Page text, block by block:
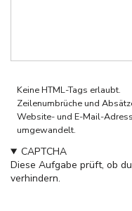
Keine HTML-Tags erlaubt.
Zeilenumbrüche und
Website- und E-Mail-
umgewandelt.
CAPTCHA
Diese Aufgabe prüft, ob
verhindern.